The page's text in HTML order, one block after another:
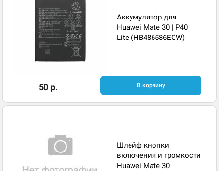
Аккумулятор для
Huawei Mate 30 | P40
Lite (HB486586ECW)
50 р. В корзину
Шлейф кнопки
включения и громкости
Huawei Mate 30